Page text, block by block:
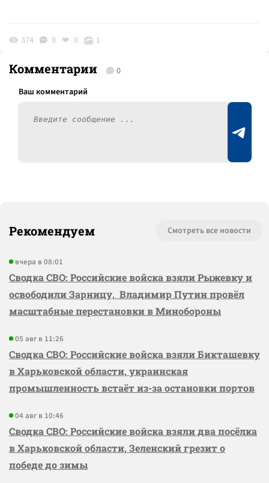
374 0 0 1
Комментарии 0
Рекомендуем Смотреть все новости
вчера в 08:01
Сводка СВО: Российские войска взяли Рыжевку и
освободили Зарницу, Владимир Путин провёл
масштабные перестановки в Минобороны
05 авг в 11:26
Сводка СВО: Российские войска взяли Бикташевку
в Харьковской области, украинская
промышленность встаёт из-за остановки портов
04 авг в 10:46
Сводка СВО: Российские войска взяли два посёлка
в Харьковской области, Зеленский грезит о
победе до зимы